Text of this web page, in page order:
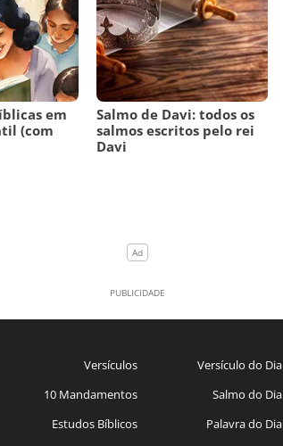
em
(com
Salmo de Davi: todos os
salmos escritos pelo rei
Davi
Versículos
10 Mandamentos
Estudos Bíblicos
Versículo do Dia
Salmo do Dia
Palavra do Dia